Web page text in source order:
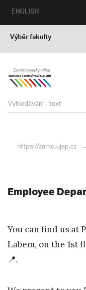
ENGLISH
Výběr fakulty
https://zamo.ujep.cz
Employee
You can find us at
Labem, on the 1st
📍.